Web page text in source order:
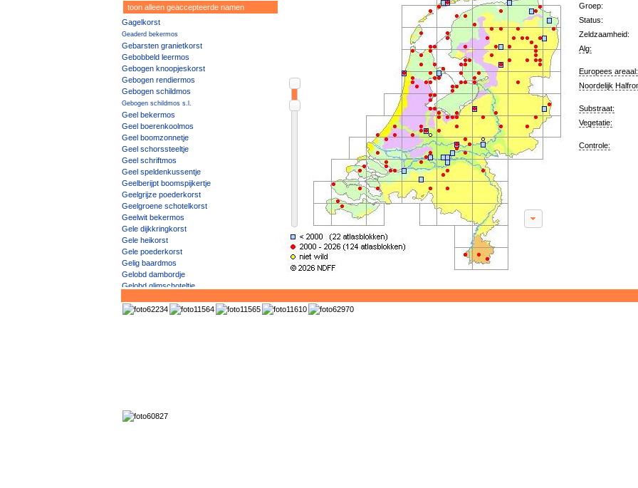
toon alleen geaccepteerde namen
Gagelkorst
Geaderd bekermos
Gebarsten granietkorst
Gebobbeld leermos
Gebogen knoopjeskorst
Gebogen rendiermos
Gebogen schildmos
Gebogen schildmos s.l.
Geel bekermos
Geel boerenkoolmos
Geel boomzonnetje
Geel schorssteeltje
Geel schriftmos
Geel speldenkussentje
Geelberijpt boomspijkertje
Geelgrijze poederkorst
Geelgroene schotelkorst
Geelwit bekermos
Gele dijkkringkorst
Gele heikorst
Gele poederkorst
Gelig baardmos
Gelobd dambordje
Gelobd glimschoteltje
Gelobd stippelschildmos
Geringde stuifmeelkorst
Geschubd dambordje
Groep:
Status:
Zeldzaamheid:
Alg:
Europees areaal:
Noordelijk
Substraat:
Vegetatie:
Controle: